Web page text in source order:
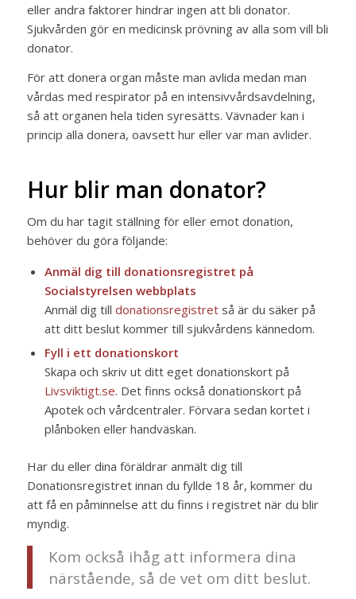
eller andra faktorer hindrar ingen att bli donator.
Sjukvården gör en medicinsk prövning av alla som vill bli
donator.
För att donera organ måste man avlida medan man
vårdas med respirator på en intensivvårdsavdelning,
så att organen hela tiden syresätts. Vävnader kan i
princip alla donera, oavsett hur eller var man avlider.​
Hur blir man donator?
Om du har tagit ställning för eller emot donation,
behöver du göra följande:
Anmäl dig till donationsregistret på
Socialstyrelsen webbplats
Anmäl dig till donationsregistretså är du säker på
att ditt beslut kommer till sjukvårdens kännedom.
Fyll i ett donationskort
Skapa och skriv ut ditt eget donationskort på
Livsviktigt.se. Det finns också donationskort på
Apotek och vårdcentraler. Förvara sedan kortet i
plånboken eller handväskan.
Har du eller dina föräldrar anmält dig till
Donationsregistret innan du fyllde 18 år, kommer du
att få en påminnelse att du finns i registret när du blir
myndig.
Kom också ihåg att informera dina
närstående, så de vet om ditt beslut.